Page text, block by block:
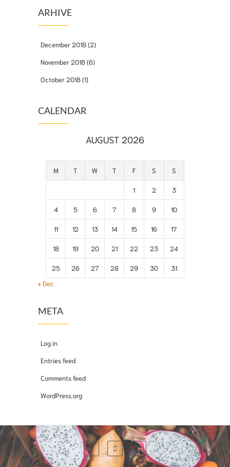
ARHIVE
December 2018(2)
November 2018(6)
October 2018(1)
CALENDAR
AUGUST 2026
M T W T F S S
1 2 3
4 5 6 7 8 9 10
11 12 13 14 15 16 17
18 19 20 21 22 23 24
25 26 27 28 29 30
31
« Dec
META
Log in
Entries feed
Comments feed
WordPress.org